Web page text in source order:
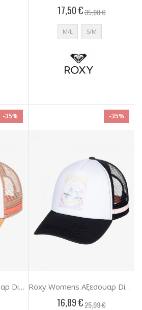
17,50 €35,00 €
M/L S/M
Roxy Womens Αξεσουαρ Dig This
-35%
Roxy Womens Αξεσουαρ Dig This
16,89 €25,99 €
-35%